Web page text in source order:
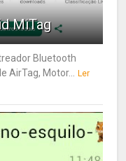
MiTag
Bluetooth
AirTag, Motor...
Ler